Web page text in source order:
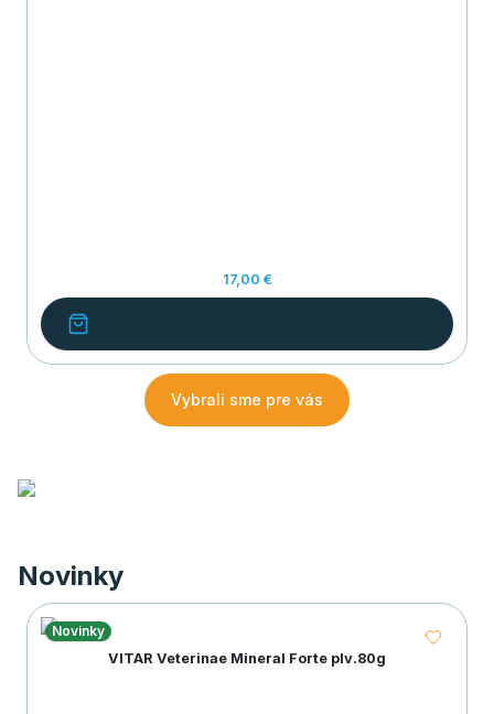
Novinky
Novinky
VITAR Veterinae Mineral Forte plv.80g
17,00 €
Vybrali sme pre vás